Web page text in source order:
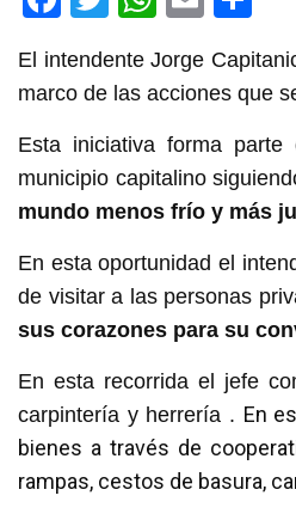
ce
b
o
o
k
tt
er
at
s
A
p
p
ail m
p
ar
tir
El intendente Jorge
marco de las acciones que
Esta iniciativa forma
municipio capitalino
mundo menos frío y más
En esta oportunidad el
de visitar a las personas
sus corazones para su
En esta recorrida el jefe
carpintería y herrería . En
bienes a través de
rampas, cestos de basura,